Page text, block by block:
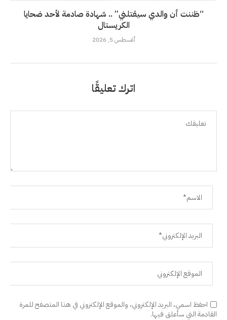
“ظننت أن والدي سيقتلني” .. شهادة صادمة لأحد ضحايا
الكريستال
أغسطس 5, 2026
اترك تعليقًا
احفظ اسمي، البريد الإلكتروني، والموقع الإلكتروني في هذا المتصفح للمرة
القادمة التي سأعلق فيها.